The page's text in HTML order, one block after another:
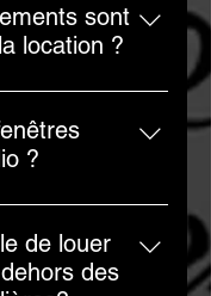
aider
frais
sont
location ?
des trépieds,
des softboxes
et plus encore
peuvent être
un coût
?
pas de fenêtres.
permet un
de la lumière et de
de louer
des